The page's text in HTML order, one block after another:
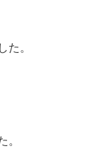
。